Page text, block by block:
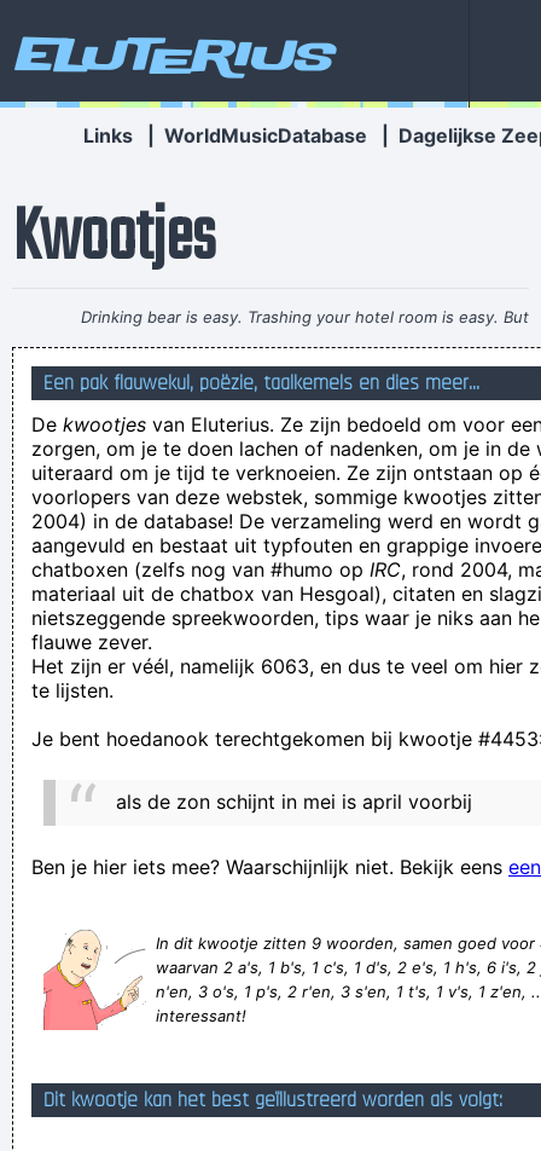
Eluterius
Links WorldMusicDatabase Dagelijkse
Kwootjes
Drinking bear is easy. Trashing your hotel room is easy. But
being a Christian, that´s a tough call. That´s rebellion.~ Alice
Cooper
Beter een half spreekwoord,
Ik lak mijn teennagels met een ragborstel. Ik heb koorts, denk
ik
Voordat ik dit deelde heb ik mijn eigen spaarpotje hierin
gestoken om mijn resultaten met jullie te delen.
van daag wel morgen niet wat een klugd
please tell me it is not possible for people to be this fucking
stupid
De parachutist kwam uit de lucht gevallen
loud
Tegen een naakte eenzame nieuwkomer klagend roepen om
meer macht eindigt nooit deugddoend
De meeste sportschoenen zijn gewoon LELIJK
door technische blunders
Een pak flauwekul, poëzie, taalkemels en dies meer...
De kwootjes van Eluterius. Ze zijn bedoeld om voor
zorgen, om je te doen lachen of nadenken, om je in de
uiteraard om je tijd te verknoeien. Ze zijn ontstaan op
voorlopers van deze webstek, sommige kwootjes
2004) in de database! De verzameling werd en wordt
aangevuld en bestaat uit typfouten en grappige
chatboxen (zelfs nog van #humo op IRC, rond 2004,
materiaal uit de chatbox van Hesgoal), citaten en
nietszeggende spreekwoorden, tips waar je niks aan
flauwe zever.
Het zijn er véél, namelijk 6063, en dus te veel om hier
te lijsten.
Je bent hoedanook terechtgekomen bij kwootje
als de zon schijnt in mei is april voorbij
Ben je hier iets mee? Waarschijnlijk niet. Bekijk eens
In dit kwootje zitten 9 woorden, samen goed
waarvan 2 a's, 1 b's, 1 c's, 1 d's, 2 e's, 1 h's, 6 i's,
n'en, 3 o's, 1 p's, 2 r'en, 3 s'en, 1 t's, 1 v's, 1 z'en,
interessant!
Dit kwootje kan het best geïllustreerd worden als volgt: